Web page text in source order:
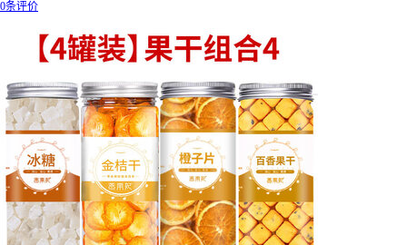
0条评价